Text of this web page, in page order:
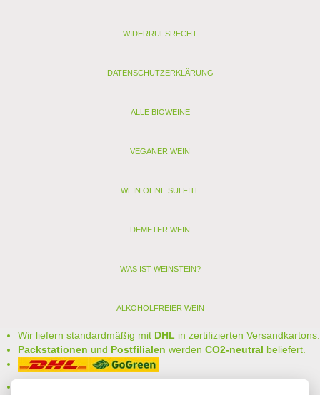
Allergenhinweis: enthält Sulfite, Milch, Ei (als vegan
WIDERRUFSRECHT
DATENSCHUTZERKLÄRUNG
ALLE BIOWEINE
VEGANER WEIN
WEIN OHNE SULFITE
DEMETER WEIN
WAS IST WEINSTEIN?
ALKOHOLFREIER WEIN
Wir liefern standardmäßig mit DHL in zertifizierten Versandkartons.
Packstationen und Postfilialen werden CO2-neutral beliefert.